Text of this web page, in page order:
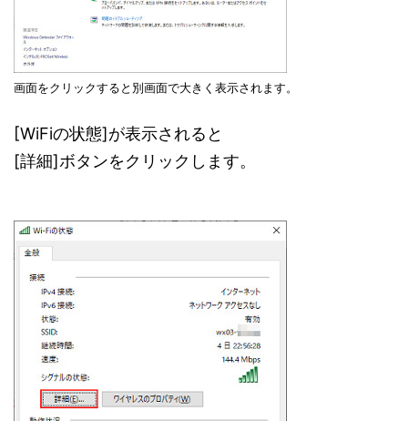
画面をクリックすると別画面で大きく表示されます。
[WiFiの状態]が表示されると
[詳細]ボタンをクリックします。